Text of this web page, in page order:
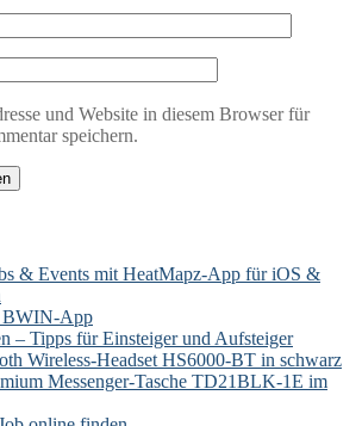
und Website in diesem Browser für
speichern.
& Events mit HeatMapz-App für iOS &
BWIN-App
– Tipps für Einsteiger und Aufsteiger
Wireless-Headset HS6000-BT in schwarz
Messenger-Tasche TD21BLK-1E im